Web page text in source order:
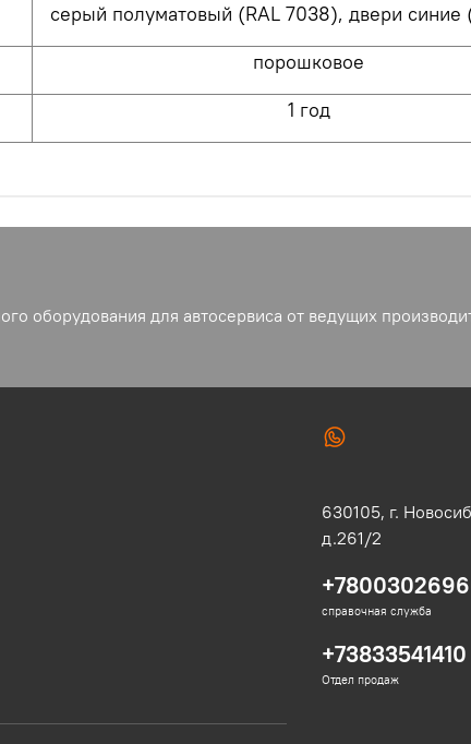
серый полуматовый (RAL 7038), двери синие
порошковое
1 год
оборудования для автосервиса от ведущих
630105, г.
д.261/2
справочная служба
+73833541410
Отдел продаж